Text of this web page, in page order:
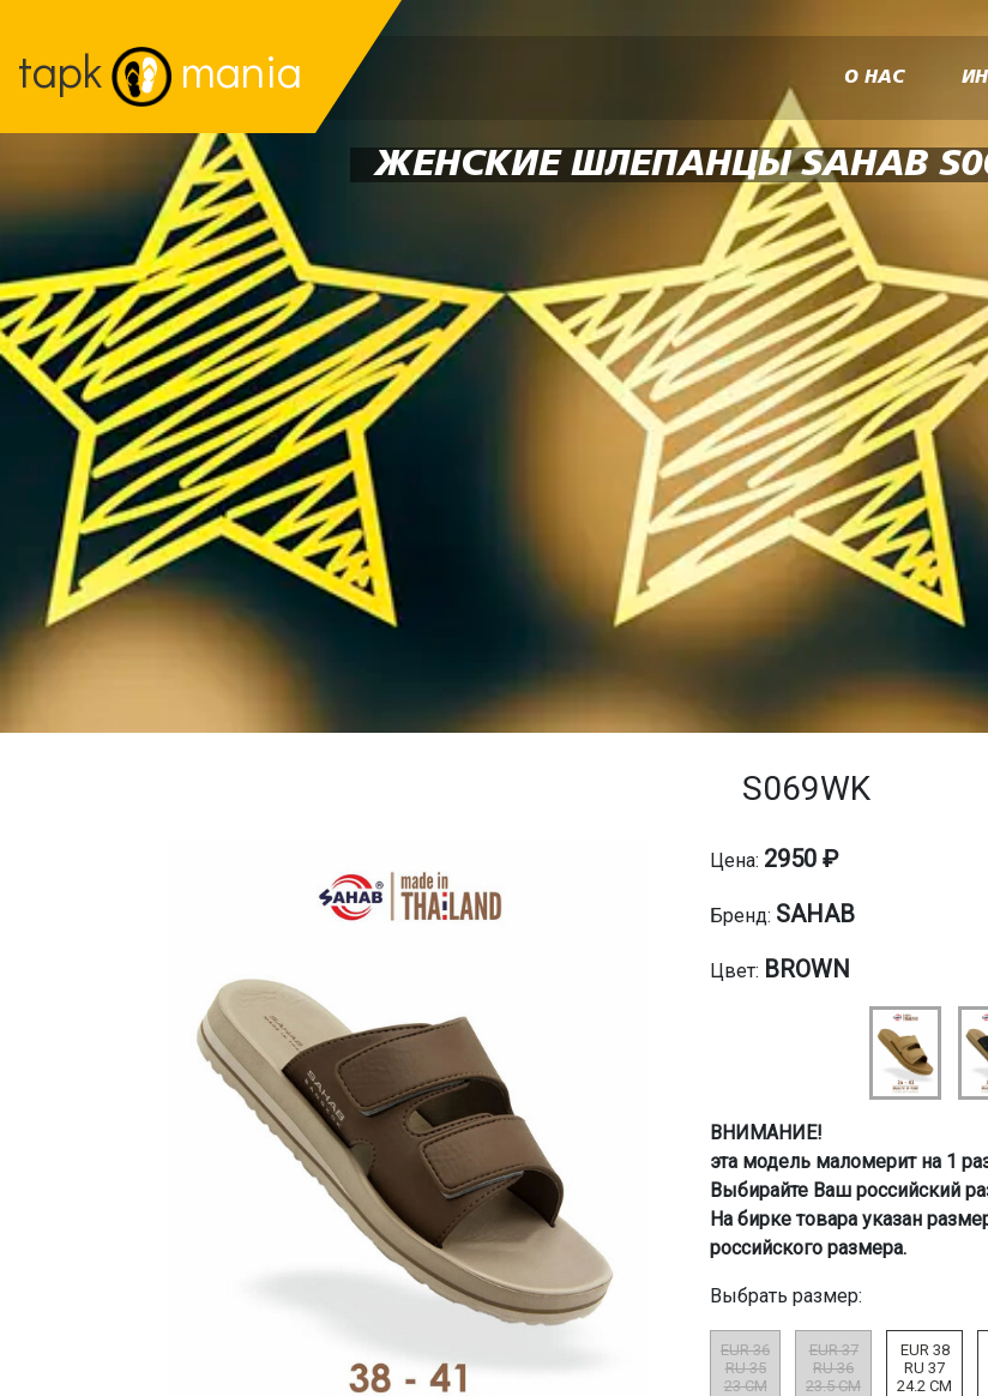
tapk mania О НАС
ЖЕНСКИЕ ШЛЕПАНЦЫ SAHAB
S069WK
Цена: 2950 ₽
Бренд: SAHAB
Цвет: BROWN
ВНИМАНИЕ!
эта модель маломерит на 1
Выбирайте Ваш российский
На бирке товара указан
российского размера.
Выбрать размер:
EUR 36
RU 35
23 CM
EUR 37
RU 36
23.5 CM
EUR 38
RU 37
24.2 CM